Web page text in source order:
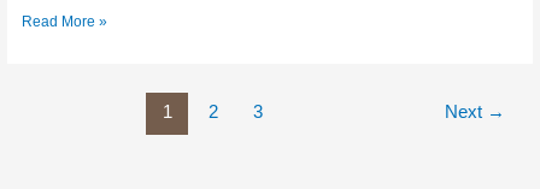
Read More »
1 2 3 Next →